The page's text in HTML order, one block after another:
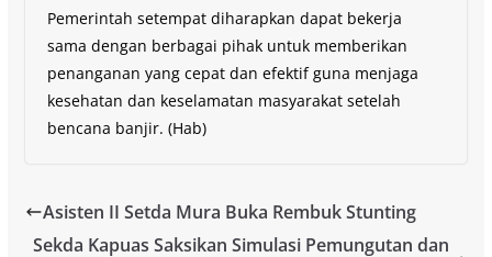
Pemerintah setempat diharapkan dapat bekerja
sama dengan berbagai pihak untuk memberikan
penanganan yang cepat dan efektif guna menjaga
kesehatan dan keselamatan masyarakat setelah
bencana banjir. (Hab)
Asisten II Setda Mura Buka Rembuk Stunting
Sekda Kapuas Saksikan Simulasi Pemungutan dan